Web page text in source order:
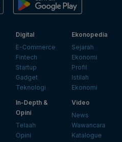
Digital
E-Commerce
Fintech
Startup
Gadget
Teknologi
Ekonopedia
Sejarah
Ekonomi
Profil
Istilah
Ekonomi
In-Depth &
Opini
Telaah
Opini
Video
News
Wawancara
Katalogue